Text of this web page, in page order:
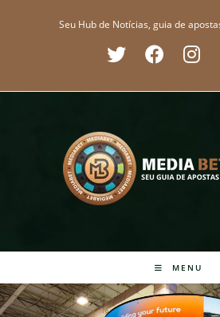
Seu Hub de Notícias, guia de
MENU